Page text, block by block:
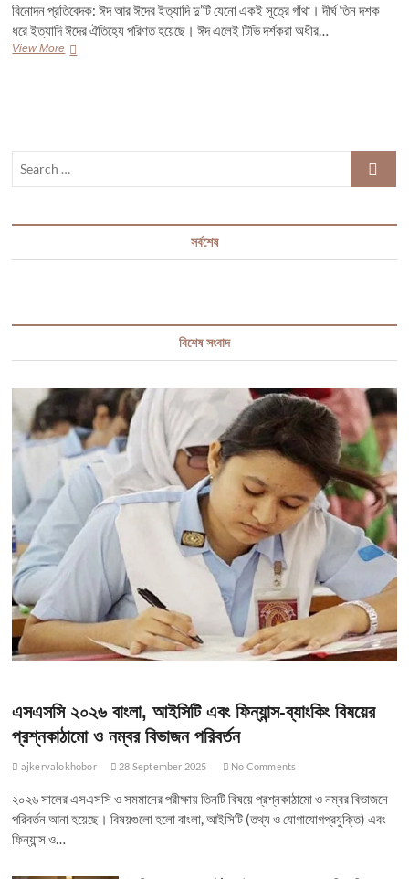
বিনোদন প্রতিবেদক: ঈদ আর ঈদের ইত্যাদি দু’টি যেনো একই সূত্রে গাঁথা। দীর্ঘ তিন দশক
ধরে ইত্যাদি ঈদের ঐতিহ্যে পরিণত হয়েছে। ঈদ এলেই টিভি দর্শকরা অধীর…
View Moreকরোনায়
Search
সর্বশেষ
বিশেষ সংবাদ
এসএসসি ২০২৬ বাংলা, আইসিটি এবং ফিন্যান্স-ব্যাংকিং বিষয়ের
প্রশ্নকাঠামো ও নম্বর বিভাজন পরিবর্তন
ajkervalokhobor 28 September 2025 No Comments
২০২৬ সালের এসএসসি ও সমমানের পরীক্ষায় তিনটি বিষয়ে প্রশ্নকাঠামো ও নম্বর বিভাজনে
পরিবর্তন আনা হয়েছে। বিষয়গুলো হলো বাংলা, আইসিটি (তথ্য ও যোগাযোগপ্রযুক্তি) এবং
ফিন্যান্স ও…